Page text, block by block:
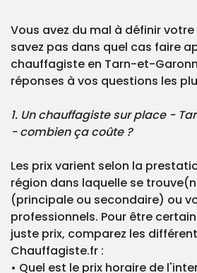
Vous avez du mal à définir
savez pas dans quel cas faire
chauffagiste en Tarn-et-
réponses à vos questions les
1. Un chauffagiste sur place -
- combien ça coûte ?
Les prix varient selon la
région dans laquelle se
(principale ou secondaire) ou
professionnels. Pour être
juste prix, comparez les
Chauffagiste.fr :
• Quel est le prix horaire de